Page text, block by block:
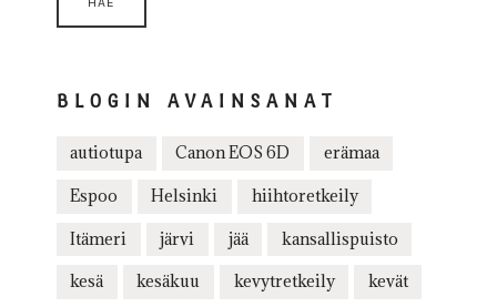
BLOGIN AVAINSANAT
autiotupa Canon EOS 6D erämaa
Espoo Helsinki hiihtoretkeily
Itämeri järvi jää kansallispuisto
kesä kesäkuu kevytretkeily kevät